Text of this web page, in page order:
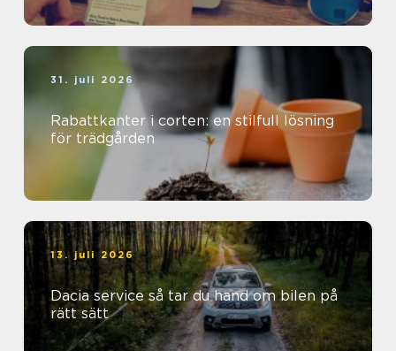
31. juli 2026
Rabattkanter i corten: en stilfull lösning
för trädgården
13. juli 2026
Dacia service så tar du hand om bilen på
rätt sätt